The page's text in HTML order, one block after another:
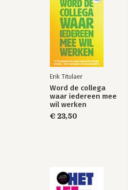
Erik Titulaer
Word de collega
waar iedereen mee
wil werken
€ 23,50